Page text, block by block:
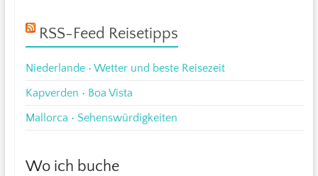
RSS-Feed Reisetipps
Niederlande • Wetter und beste Reisezeit
Kapverden • Boa Vista
Mallorca • Sehenswürdigkeiten
Wo ich buche